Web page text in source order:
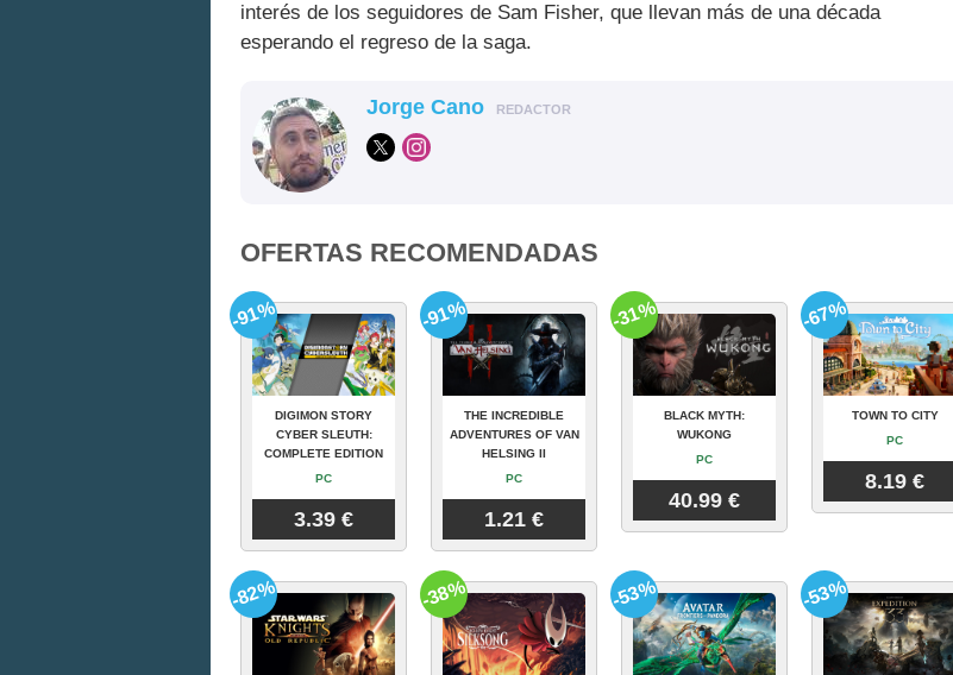
interés de los seguidores de Sam Fisher, que llevan más de una década
esperando el regreso de la saga.
Jorge Cano REDACTOR
OFERTAS RECOMENDADAS
DIGIMON STORY
CYBER SLEUTH:
COMPLETE EDITION
PC
3.39 €
-91%
THE INCREDIBLE
ADVENTURES OF VAN
HELSING II
PC
1.21 €
-91%
BLACK MYTH:
WUKONG
PC
40.99 €
-31%
TOWN TO CITY
PC
8.19 €
-67%
-82% -38% -53% -53%